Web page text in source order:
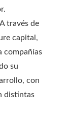
A través de
capital,
compañías
su
con
distintas